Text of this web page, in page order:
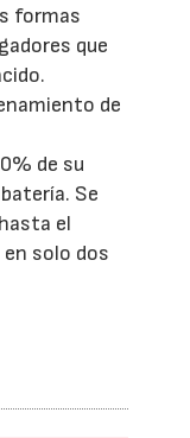
formas
que
de
de su
Se
el
solo dos